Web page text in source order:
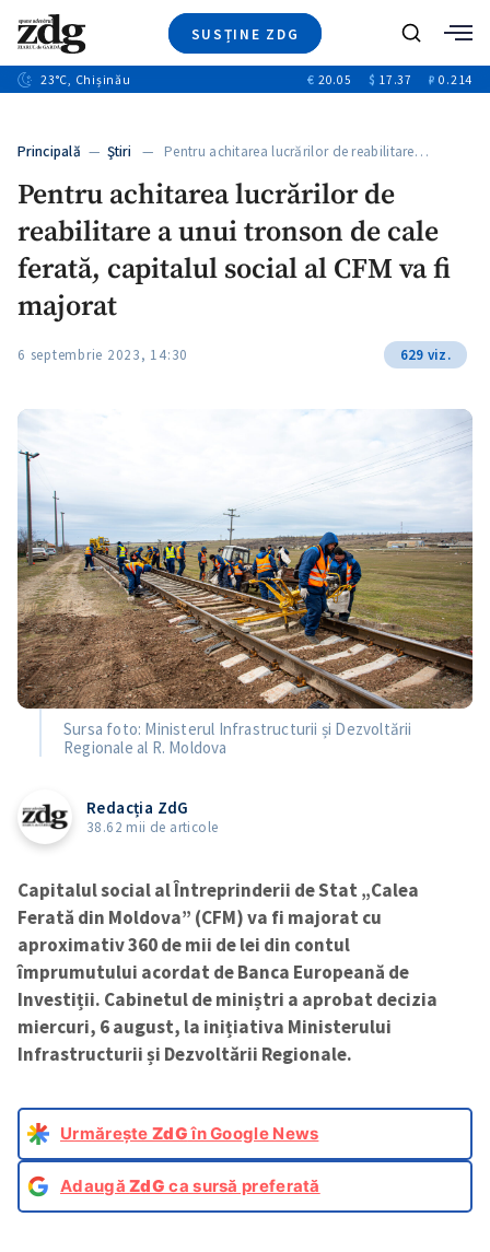
SUSȚINE ZDG
Ştiri
+13
Video
Special
Blog
ZdGust
Caută
23°C, Chișinău € 20.05 $ 17.37 ₽ 0.214
Principală — Ştiri — Pentru achitarea lucrărilor de reabilitare…
Pentru achitarea lucrărilor de
reabilitare a unui tronson de cale
ferată, capitalul social al CFM va fi
majorat
6 septembrie 2023, 14:30 629 viz.
Sursa foto: Ministerul Infrastructurii și Dezvoltării
Regionale al R. Moldova
Redacția ZdG
38.62 mii de articole
Capitalul social al Întreprinderii de Stat „Calea
Ferată din Moldova” (CFM) va fi majorat cu
aproximativ 360 de mii de lei din contul
împrumutului acordat de Banca Europeană de
Investiții. Cabinetul de miniștri a aprobat decizia
miercuri, 6 august, la inițiativa Ministerului
Infrastructurii și Dezvoltării Regionale.
Urmărește ZdGîn Google News
AdaugăZdG ca sursă preferată